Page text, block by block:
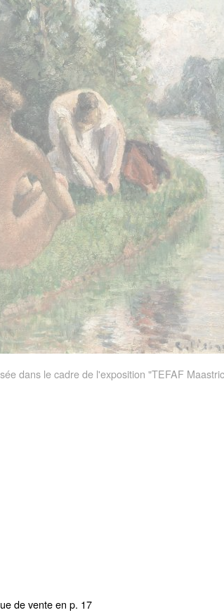
dans le cadre de l'exposition "TEFAF
de vente en p. 17